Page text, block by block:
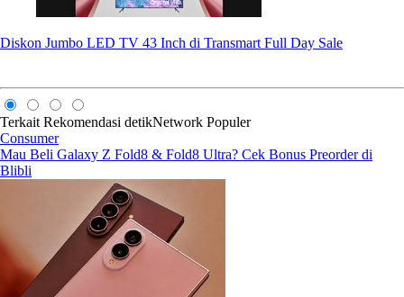
Diskon Jumbo LED TV 43 Inch di Transmart Full Day Sale
Terkait Rekomendasi detikNetwork Populer
Consumer
Mau Beli Galaxy Z Fold8 & Fold8 Ultra? Cek Bonus Preorder di
Blibli